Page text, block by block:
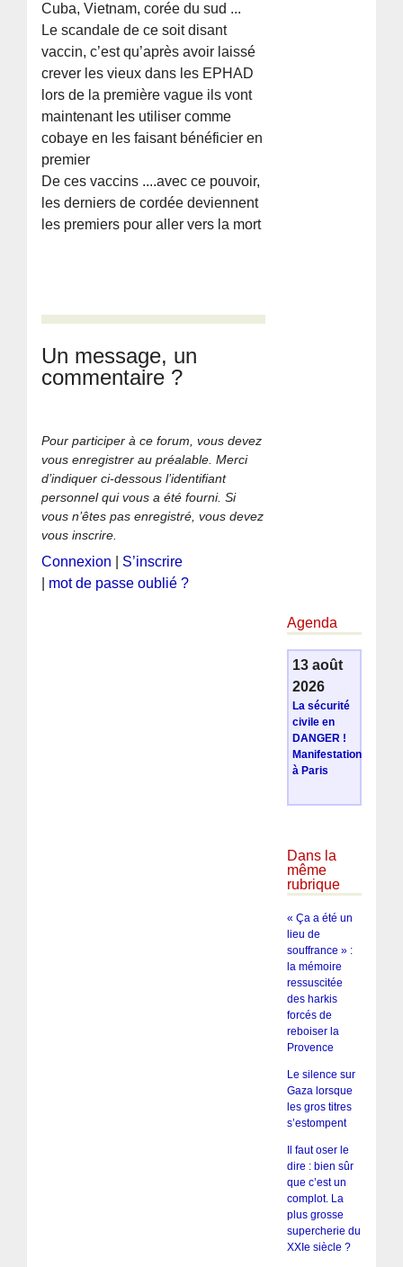
Cuba, Vietnam, corée du sud ...
Le scandale de ce soit disant
vaccin, c’est qu’après avoir laissé
crever les vieux dans les EPHAD
lors de la première vague ils vont
maintenant les utiliser comme
cobaye en les faisant bénéficier en
premier
De ces vaccins ....avec ce pouvoir,
les derniers de cordée deviennent
les premiers pour aller vers la mort
Un message, un
commentaire ?
Pour participer à ce forum, vous devez
vous enregistrer au préalable. Merci
d’indiquer ci-dessous l’identifiant
personnel qui vous a été fourni. Si
vous n’êtes pas enregistré, vous devez
vous inscrire.
Connexion
S’inscrire
mot de passe oublié ?
Agenda
13 août
2026
La sécurité
civile en
DANGER !
Manifestation
à Paris
Dans la
même
rubrique
« Ça a été un
lieu de
souffrance » :
la mémoire
ressuscitée
des harkis
forcés de
reboiser la
Provence
Le silence sur
Gaza lorsque
les gros titres
s’estompent
Il faut oser le
dire : bien sûr
que c’est un
complot. La
plus grosse
supercherie du
XXIe siècle ?